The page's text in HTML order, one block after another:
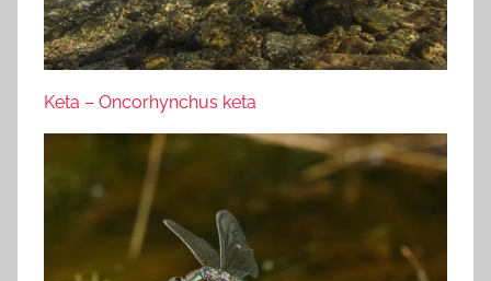
Keta – Oncorhynchus keta